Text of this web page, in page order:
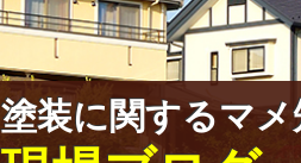
塗装に関するマ